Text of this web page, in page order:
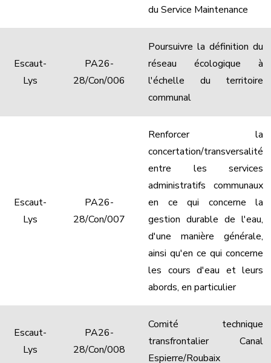
du Service Maintenance
Escaut-
Lys
PA26-
28/Con/006
Poursuivre la définition du
réseau écologique à
l'échelle du territoire
communal
Escaut-
Lys
PA26-
28/Con/007
Renforcer la
concertation/transversalité
entre les services
administratifs communaux
en ce qui concerne la
gestion durable de l'eau,
d'une manière générale,
ainsi qu'en ce qui concerne
les cours d'eau et leurs
abords, en particulier
Escaut-
Lys
PA26-
28/Con/008
Comité technique
transfrontalier Canal
Espierre/Roubaix